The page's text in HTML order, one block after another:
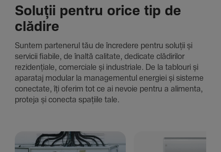
Soluții pentru orice tip de
clădire
Suntem parte­nerul tău de încre­dere pentru soluții și
servicii fiabile, de înaltă cali­tate, dedi­cate clădi­rilor
rezi­den­țiale, comer­ciale și indus­triale. De la tablouri și
aparataj modular la managementul energiei și sisteme
conec­tate, îți oferim tot ce ai nevoie pentru a alimenta,
proteja și conecta spațiile tale.